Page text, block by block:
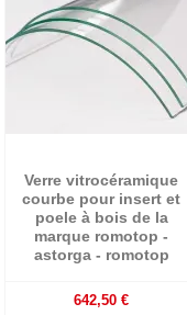
Verre vitrocéramique
courbe pour insert et
poele à bois de la
marque romotop -
astorga - romotop
642,50 €